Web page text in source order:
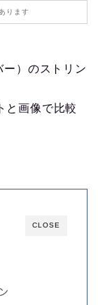
ります
）のストリン
と画像で比較
CLOSE